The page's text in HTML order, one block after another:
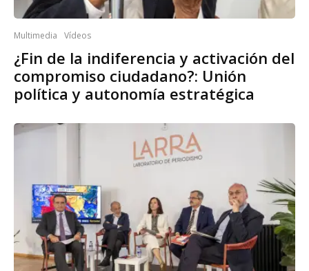
Multimedia Vídeos
¿Fin de la indiferencia y activación del
compromiso ciudadano?: Unión
política y autonomía estratégica